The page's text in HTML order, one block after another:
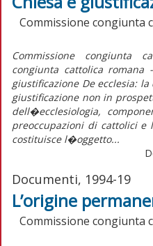
Commissione congiunta
Commissione congiunta
congiunta cattolica romana
giustificazione De ecclesia:
giustificazione non in
dell�ecclesiologia,
preoccupazioni di cattolici
costituisce l�oggetto...
Documenti, 1994-19
L’origine
Commissione congiunta